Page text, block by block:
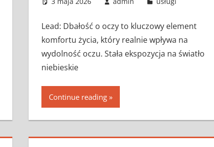
Lead: Dbałość o oczy to kluczowy element
komfortu życia, który realnie wpływa na
wydolność oczu. Stała ekspozycja na światło
niebieskie
Continue reading